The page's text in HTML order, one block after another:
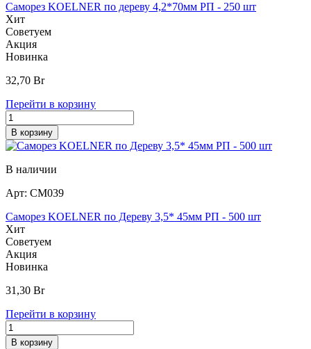
Саморез KOELNER по дереву 4,2*70мм РП - 250 шт
Хит
Советуем
Акция
Новинка
32,70 Br
Перейти в корзину
В корзину
В наличии
Арт: СМ039
Саморез KOELNER по Дереву 3,5* 45мм РП - 500 шт
Хит
Советуем
Акция
Новинка
31,30 Br
Перейти в корзину
В корзину